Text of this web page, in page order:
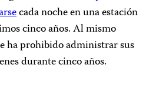
cada noche en una estación
cinco años. Al mismo
ha prohibido administrar sus
durante cinco años.